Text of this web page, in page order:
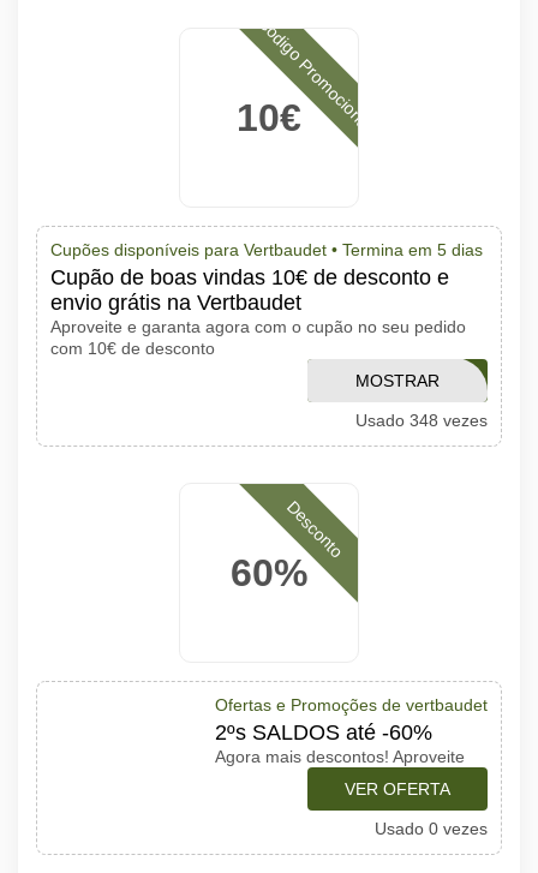
10€
Código Promocional
Cupões disponíveis para Vertbaudet • Termina em 5 dias
Cupão de boas vindas 10€ de desconto e
envio grátis na Vertbaudet
Aproveite e garanta agora com o cupão no seu pedido
com 10€ de desconto
MOSTRAR
CÓDIGO
Usado 348 vezes
60%
Desconto
Ofertas e Promoções de vertbaudet
2ºs SALDOS até -60%
Agora mais descontos! Aproveite
VER OFERTA
Usado 0 vezes